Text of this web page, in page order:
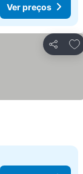
Ver preços
Partilhar